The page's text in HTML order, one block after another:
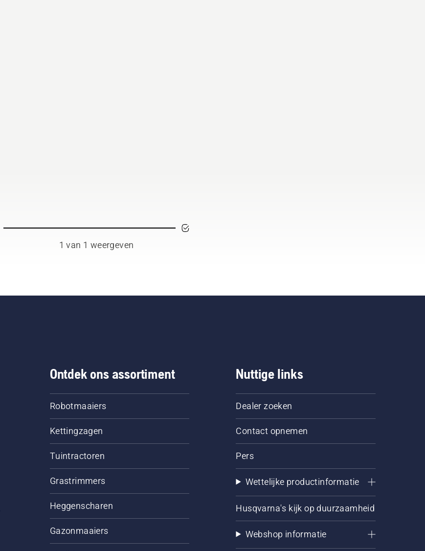
1 van 1 weergeven
Ontdek ons assortiment
Robotmaaiers
Kettingzagen
Tuintractoren
Grastrimmers
Heggenscharen
Gazonmaaiers
Nuttige links
Dealer zoeken
Contact opnemen
Pers
Wettelijke productinformatie
Husqvarna's kijk op duurzaamheid
Webshop informatie